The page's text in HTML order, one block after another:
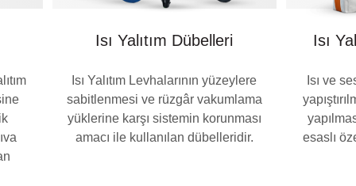
Isı Yalıtım Dübelleri
Isı Yalıtım Levhalarının yüzeylere
sabitlenmesi ve rüzgâr vakumlama
yüklerine karşı sistemin korunması
amacı ile kullanılan dübelleridir.
Isı
Isı ve
esaslı